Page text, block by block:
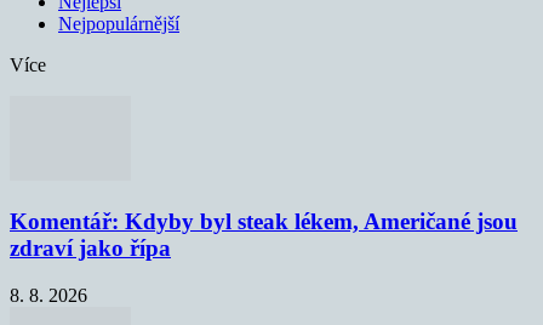
Nejpopulárnější
Více
Komentář: Kdyby byl steak lékem, Američané jsou
zdraví jako řípa
8. 8. 2026